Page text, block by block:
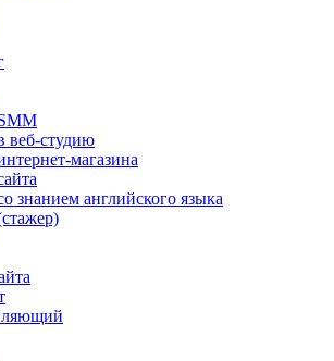
веб-студию
магазина
знанием английского языка